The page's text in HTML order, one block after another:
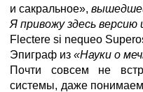
и сакральное»,
Я привожу здесь версию
Flectere si nequeo
Эпиграф из «Науки о
Почти совсем не
системы, даже